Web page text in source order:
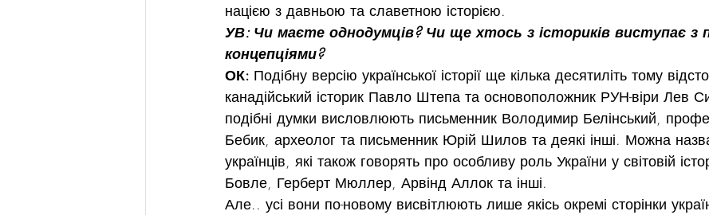
нацією з давньою та славетною історією.
УВ: Чи маєте однодумців? Чи ще хтось з істориків виступає з
концепціями?
ОК: Подібну версію української історії ще кілька десятиліть тому
канадійський історик Павло Штепа та основоположник РУН-віри Лев
подібні думки висловлюють письменник Володимир Белінський,
Бебик, археолог та письменник Юрій Шилов та деякі інші. Можна
українців, які також говорять про особливу роль України у світовій
Бовле, Герберт Мюллер, Арвінд Аллок та інші.
Але.. усі вони по-новому висвітлюють лише якісь окремі сторінки